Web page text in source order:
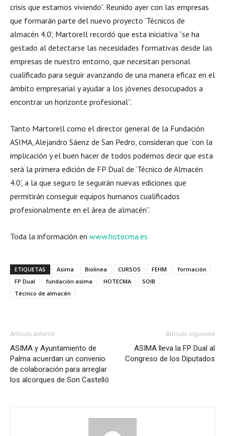
crisis que estamos viviendo”. Reunido ayer con las empresas
que formarán parte del nuevo proyecto ‘Técnicos de
almacén 4.0’, Martorell recordó que esta iniciativa “se ha
gestado al detectarse las necesidades formativas desde las
empresas de nuestro entorno, que necesitan personal
cualificado para seguir avanzando de una manera eficaz en el
ámbito empresarial y ayudar a los jóvenes desocupados a
encontrar un horizonte profesional”.
Tanto Martorell como el director general de la Fundación
ASIMA, Alejandro Sáenz de San Pedro, consideran que “con la
implicación y el buen hacer de todos podemos decir que esta
será la primera edición de FP Dual de ‘Técnico de Almacén
4.0’, a la que seguro le seguirán nuevas ediciones que
permitirán conseguir equipos humanos cualificados
profesionalmente en el área de almacén”.
Toda la información en www.hotecma.es
ETIQUETAS Asima Biolinea CURSOS FEHM
formación
FP Dual
fundación asima HOTECMA
SOIB
Técnico de almacén
Artículo anterior
ASIMA y Ayuntamiento de
Palma acuerdan un convenio
de colaboración para arreglar
los alcorques de Son Castelló
Artículo siguiente
ASIMA lleva la FP Dual al
Congreso de los Diputados